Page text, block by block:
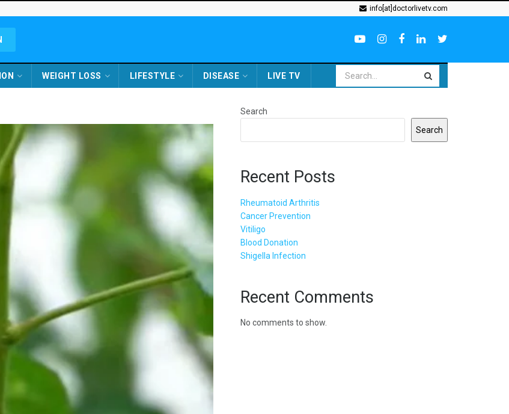
info[at]doctorlivetv.com
WEIGHT LOSS LIFESTYLE DISEASE LIVE TV
Search
Search
Recent Posts
Rheumatoid Arthritis
Cancer Prevention
Vitiligo
Blood Donation
Shigella Infection
Recent Comments
No comments to show.